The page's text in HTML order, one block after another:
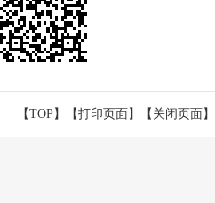
【TOP】 【打印页面】【 关闭页面】